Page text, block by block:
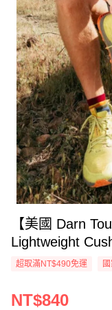
【美國 Darn
Lightweight
超取滿NT$490免運
NT$840